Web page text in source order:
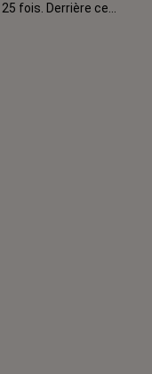
fois. Derrière ce
par un cancer,